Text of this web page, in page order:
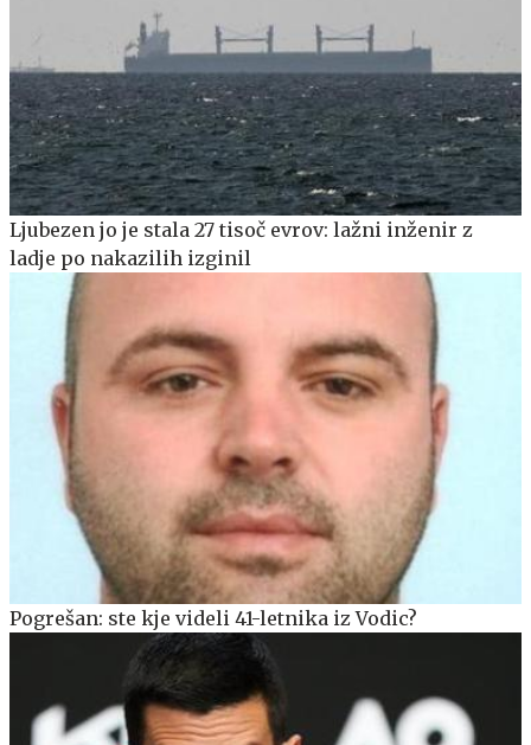
Ljubezen jo je stala 27 tisoč evrov: lažni inženir z
ladje po nakazilih izginil
Pogrešan: ste kje videli 41-letnika iz Vodic?